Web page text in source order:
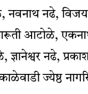
नवनाथ नढे,
आटोळे,
नढे,
ज्येष्ठ